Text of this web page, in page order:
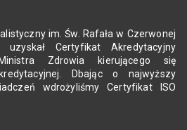
im. Św. Rafała w Czerwonej
Certyfikat Akredytacyjny
Zdrowia kierującego się
Dbając o najwyższy
wdrożyliśmy Certyfikat ISO